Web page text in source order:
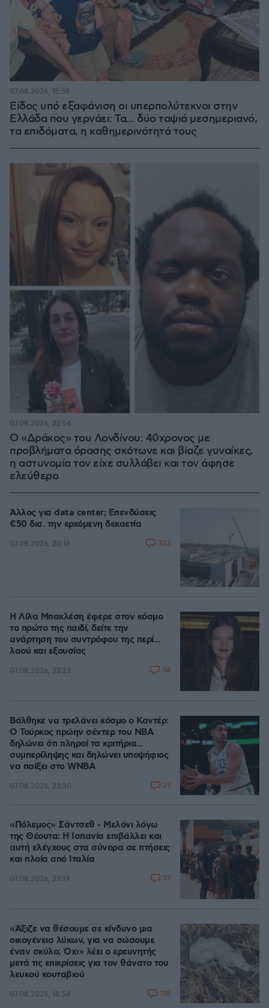
Είδος υπό εξαφάνιση οι υπερπολύτεκνοι στην
Ελλάδα που γερνάει: Τα... δύο ταψιά μεσημεριανό,
τα επιδόματα, η καθημερινότητά τους
07.08.2026, 15:59
Ο «Δράκος» του Λονδίνου: 40χρονος με
προβλήματα όρασης σκότωνε και βίαζε γυναίκες,
η αστυνομία τον είχε συλλάβει και τον άφησε
ελεύθερο
07.08.2026, 22:54
Άλλος για data center; Επενδύσεις
€50 δισ. την ερχόμενη δεκαετία
07.08.2026, 20:16 323
Η Λίλα Μπακλέση έφερε στον κόσμο
το πρώτο της παιδί, δείτε την
ανάρτηση του συντρόφου της περί...
λαού και εξουσίας
07.08.2026, 22:23 34
Βάλθηκε να τρελάνει κόσμο ο Καντέρ:
Ο Τούρκος πρώην σέντερ του NBA
δηλώνει ότι πληροί τα κριτήρια...
συμπερίληψης και δηλώνει υποψήφιος
να παίξει στο WNBA
07.08.2026, 23:30 27
«Πόλεμος» Σάντσεθ - Μελόνι λόγω
της Θέουτα: Η Ισπανία επιβάλλει και
αυτή ελέγχους στα σύνορα σε πτήσεις
και πλοία από Ιταλία
07.08.2026, 23:19 37
«Άξιζε να θέσουμε σε κίνδυνο μια
οικογένεια λύκων, για να σώσουμε
έναν σκύλο; Όχι» λέει ο ερευνητής
μετά τις επικρίσεις για τον θάνατο του
λευκού κουταβιού
07.08.2026, 18:54 118